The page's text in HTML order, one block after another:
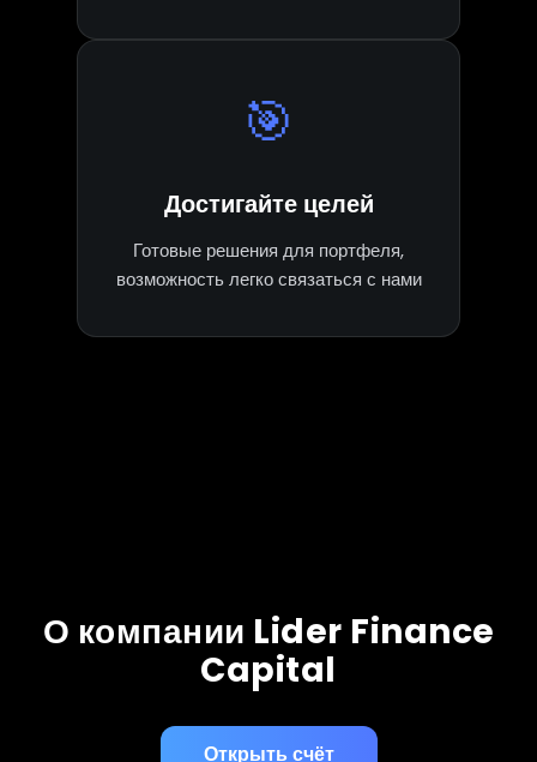
🎯
Достигайте целей
Готовые решения для портфеля,
возможность легко связаться с нами
О компании Lider Finance
Capital
Открыть счёт